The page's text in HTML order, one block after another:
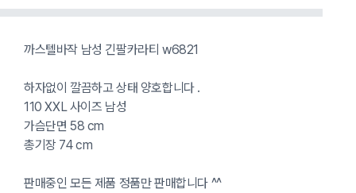
까스텔바작 남성 긴팔카라티 w6821
하자없이 깔끔하고 상태 양호합니다 .
110 XXL 사이즈 남성
가슴단면 58 cm
총기장 74 cm
판매중인 모든 제품 정품만 판매합니다 ^^